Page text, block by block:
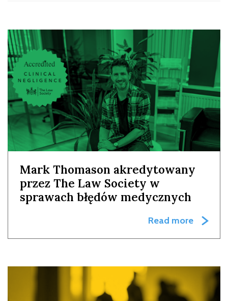
Mark Thomason akredytowany
przez The Law Society w
sprawach błędów medycznych
Read more